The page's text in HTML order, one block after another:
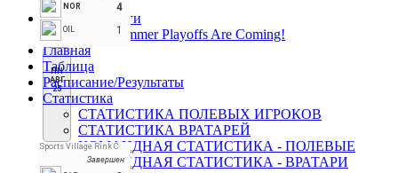
NOR
4
OIL 1
ПН
АВГ
25
Sports Village Rink C
Завершен
Страницы Лиги
PHN Summer Playoffs Are Coming!
Главная
Таблица
Расписание/Результаты
Статистика
СТАТИСТИКА ПОЛЕВЫХ ИГРОКОВ
СТАТИСТИКА ВРАТАРЕЙ
КОМАНДНАЯ СТАТИСТИКА - ПОЛЕВЫЕ
КОМАНДНАЯ СТАТИСТИКА - ВРАТАРИ